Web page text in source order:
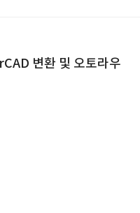
변환 및 오토라우